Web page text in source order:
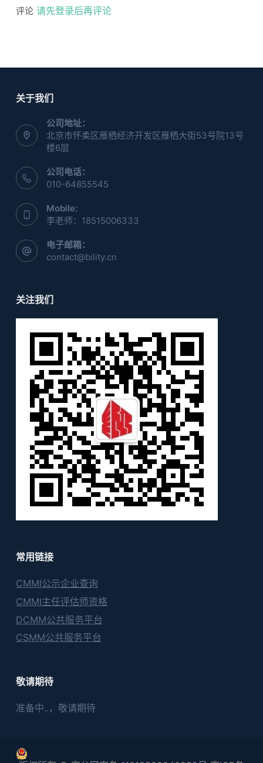
评论 请先登录后再评论
关于我们
公司地址：
北京市怀柔区雁栖经济开发区雁栖大街53号院13号
楼6层
公司电话：
010-64855545
Mobile:
李老师：18515006333
电子邮箱：
contact@bility.cn
关注我们
常用链接
CMMI公示企业查询
CMMI主任评估师资格
DCMM公共服务平台
CSMM公共服务平台
敬请期待
准备中..，敬请期待